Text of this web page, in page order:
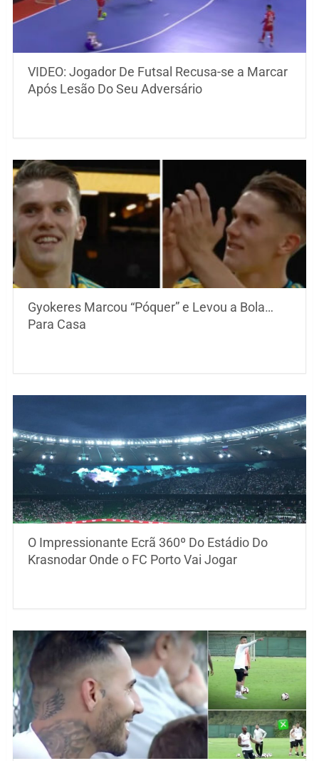
VIDEO: Jogador De Futsal Recusa-se a Marcar
Após Lesão Do Seu Adversário
Gyokeres Marcou “Póquer” e Levou a Bola…
Para Casa
O Impressionante Ecrã 360º Do Estádio Do
Krasnodar Onde o FC Porto Vai Jogar